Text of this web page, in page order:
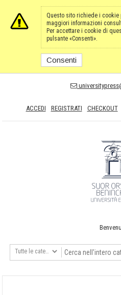
Questo sito richiede i cookie
maggiori informazioni
Per accettare i cookie di
pulsante «Consenti».
Consenti
ACCEDI REGISTRATI CHECKOUT